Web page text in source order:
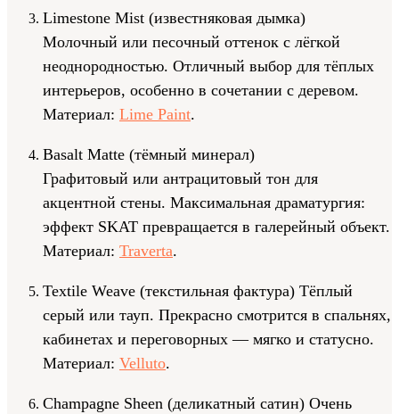
Limestone Mist (известняковая дымка)
Молочный или песочный оттенок с лёгкой
неоднородностью. Отличный выбор для тёплых
интерьеров, особенно в сочетании с деревом.
Материал: Lime Paint.
Basalt Matte (тёмный минерал)
Графитовый или антрацитовый тон для
акцентной стены. Максимальная драматургия:
эффект SKAT превращается в галерейный объект.
Материал: Traverta.
Textile Weave (текстильная фактура) Тёплый
серый или тауп. Прекрасно смотрится в спальнях,
кабинетах и переговорных — мягко и статусно.
Материал: Velluto.
Champagne Sheen (деликатный сатин) Очень